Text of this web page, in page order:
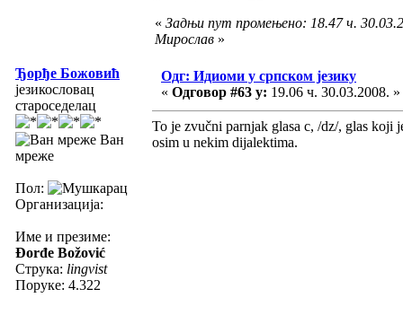
« Задњи пут промењено: 18.47 ч.
Мирослав »
Ђорђе Божовић
језикословац
староседелац
Ван
мреже
Пол:
Организација:
Име и презиме:
Đorđe Božović
Струка: lingvist
Поруке: 4.322
Одг: Идиоми у српском језику
« Одговор #63 у: 19.06 ч. 30.03.2008. »
To je zvučni parnjak glasa c, /dz/, glas koji
osim u nekim dijalektima.